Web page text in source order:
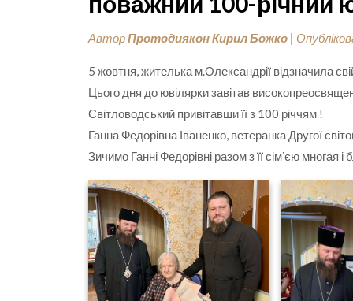
АвторПротодиякон Кирил Божко |
5 жовтня, жителька м.Олександрії відзначила
Цього дня до ювілярки завітав
Світловодський привітавши її з 100 річчям !
Ганна Федорівна Іваненко, ветеранка Другої
Зичимо Ганні Федорівні разом з її сімʼєю многая і